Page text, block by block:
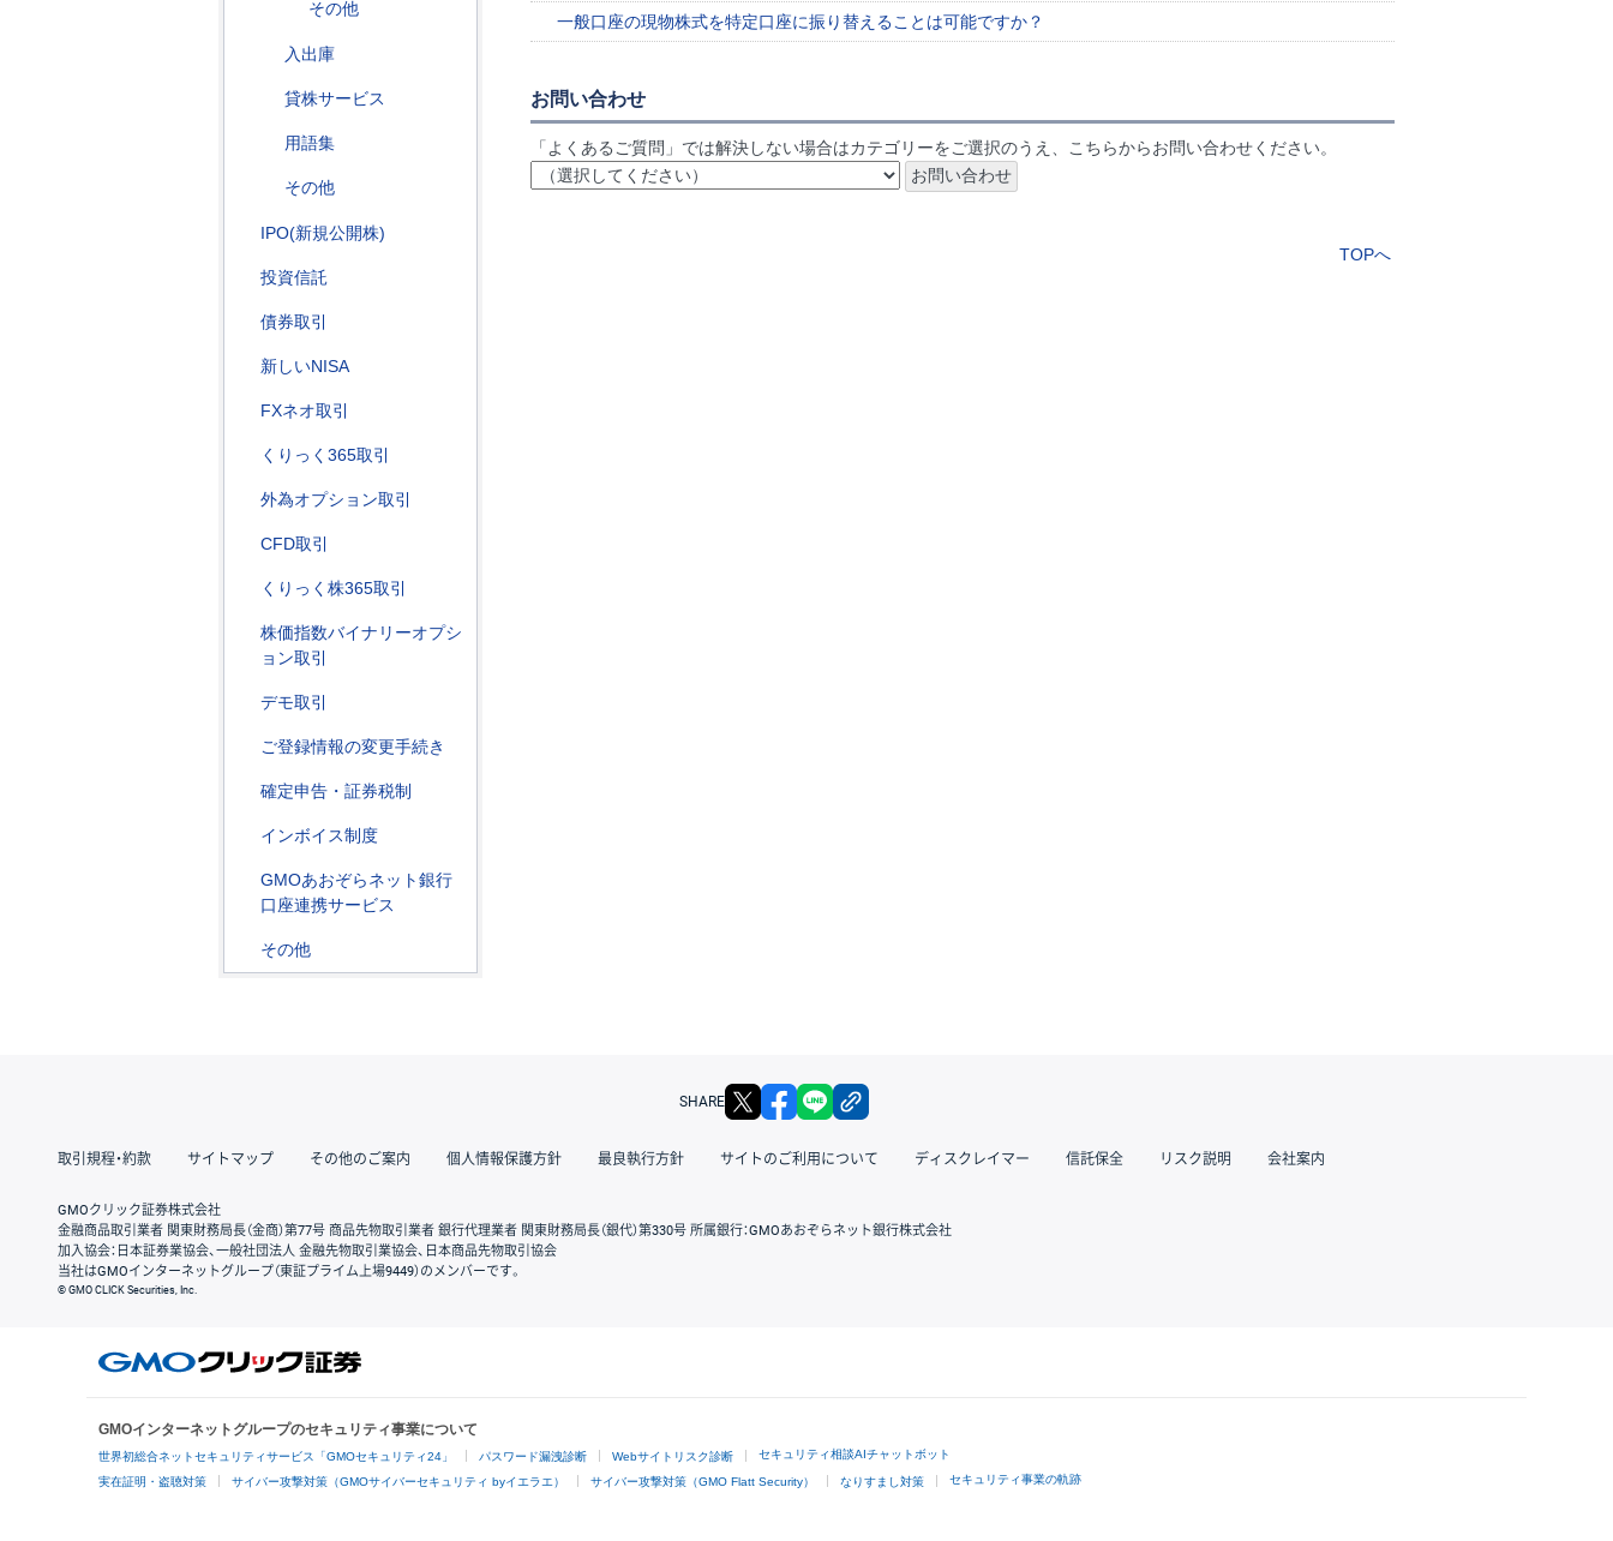
その他
入出庫
貸株サービス
用語集
その他
IPO(新規公開株)
投資信託
債券取引
新しいNISA
FXネオ取引
くりっく365取引
外為オプション取引
CFD取引
くりっく株365取引
株価指数バイナリーオプシ
ョン取引
デモ取引
ご登録情報の変更手続き
確定申告・証券税制
インボイス制度
GMOあおぞらネット銀行
口座連携サービス
その他
一般口座の現物株式を特定口座に振り替えることは可能ですか？
お問い合わせ
「よくあるご質問」では解決しない場合はカテゴリーをご選択のうえ、こちらからお問い合わせください。
TOPへ
SHARE X facebook
取引規程・約款 サイトマップ その他のご案内 個人情報保護方針 最良執行方針 サイトのご利用について ディスクレイマー 信託保全 リスク説明 会社案内
GMOクリック証券株式会社
金融商品取引業者 関東財務局長（金商）第77号 商品先物取引業者 銀行代理業者 関東財務局長（銀代）第330号 所属銀行：GMOあおぞらネット銀行株式会社
加入協会：日本証券業協会、一般社団法人 金融先物取引業協会、日本商品先物取引協会
当社はGMOインターネットグループ（東証プライム上場9449）のメンバーです。
© GMO CLICK Securities, Inc.
GMOインターネットグループのセキュリティ事業について
世界初総合ネットセキュリティサービス「GMOセキュリティ24」 パスワード漏洩診断 Webサイトリスク診断 セキュリティ相談AIチャットボット
実在証明・盗聴対策 サイバー攻撃対策（GMOサイバーセキュリティ byイエラエ） サイバー攻撃対策（GMO Flatt Security） なりすまし対策 セキュリティ事業の軌跡